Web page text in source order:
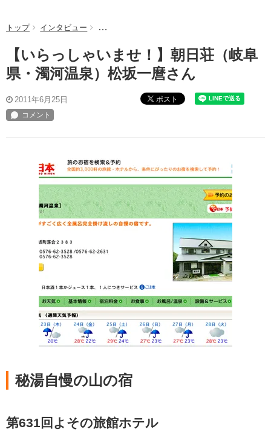
トップ インタビュー 【いらっしゃいませ！】朝日荘（岐阜県・濁河
【いらっしゃいませ！】朝日荘（岐阜
県・濁河温泉）松坂一麿さん
2011年6月25日 ポスト
秘湯自慢の山の宿
第631回よその旅館ホテル